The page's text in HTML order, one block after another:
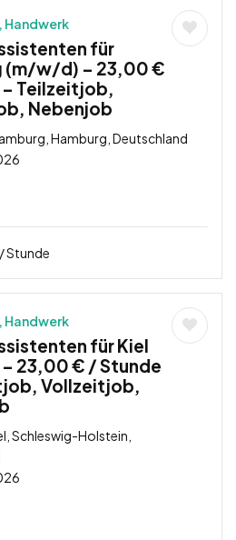
für
(m/w/d) – 23,00 €
Teilzeitjob,
Nebenjob
Hamburg, Deutschland
/ Stunde
für Kiel
23,00 € / Stunde
Vollzeitjob,
Schleswig-Holstein,